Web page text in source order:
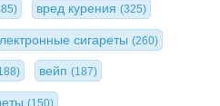
вред курения (325)
сигареты(260)
вейп (187)
(150)